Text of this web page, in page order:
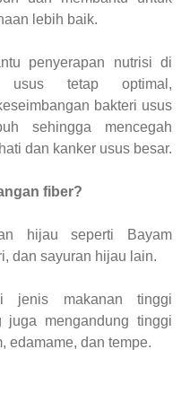
lebih baik.
penyerapan nutrisi di
usus tetap optimal,
bakteri usus
sehingga mencegah
dan kanker usus besar.
fiber?
hijau seperti Bayam
dan sayuran hijau lain.
jenis makanan tinggi
juga mengandung tinggi
edamame, dan tempe.